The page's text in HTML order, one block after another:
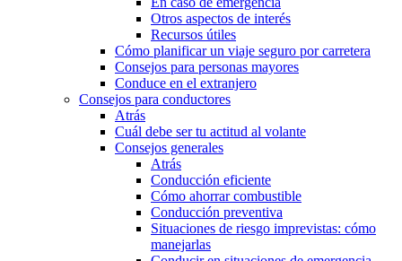
Otros aspectos de interés
Recursos útiles
Cómo planificar un viaje seguro por carretera
Consejos para personas mayores
Conduce en el extranjero
Consejos para conductores
Atrás
Cuál debe ser tu actitud al volante
Consejos generales
Atrás
Conducción eficiente
Cómo ahorrar combustible
Conducción preventiva
Situaciones de riesgo imprevistas: cómo
manejarlas